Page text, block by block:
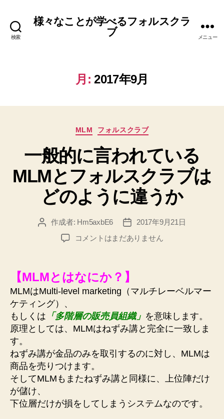
検索
様々なことが学べるフォルスクラ
ブ
メニュー
月: 2017年9月
カ
ゴ
リ
ー
MLM フォルスクラブ
一般的に言われている
MLMとフォルスクラブは
どのように違うか
投
作成者: Hm5axbE6
投
稿
日
2017年9月21日
一
に
言
わ
て
い
と
フ
ォ
ス
コメントはまだありません
【MLMとはなにか？】
MLMはMulti-level marketing（マルチレーベルマー
ケティング）、
もしくは 「多階層の販売員組織」 を意味します。
原理としては、MLMはねずみ講と完全に一致しま
す。
ねずみ講が金品のみを取引するのに対し、MLMは
商品を売りつけます。
そしてMLMもまたねずみ講と同様に、上位陣だけ
が儲け、
下位層だけが損をしてしまうシステムなのです。